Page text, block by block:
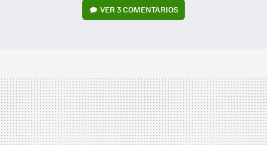
VER3 COMENTARIOS